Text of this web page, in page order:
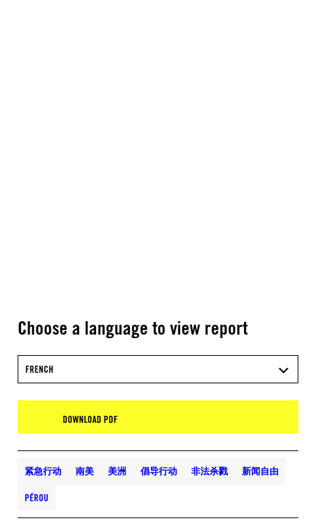
Choose a language to view report
FRENCH
DOWNLOAD PDF
紧急行动 南美 美洲 倡导行动 非法杀戮 新闻自由
PÉROU